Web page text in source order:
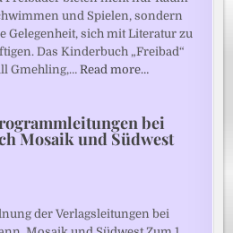
und Spielen, sondern
Gelegenheit, sich mit Literatur zu
Das Kinderbuch „Freibad“
Gmehling,…Read more…
bei
Mosaik und Südwest
der Verlagsleitungen bei